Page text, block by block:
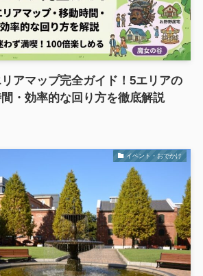
アマップ完全ガイド！5エリアの
・効率的な回り方を徹底解説
イベント・おでかけ